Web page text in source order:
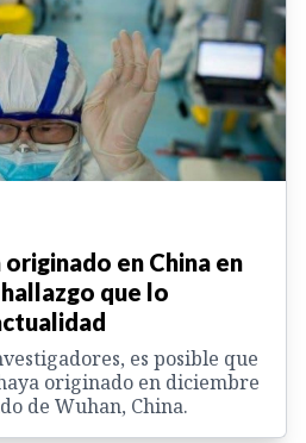
en China en
que lo
es posible que
originado en diciembre
de Wuhan, China.